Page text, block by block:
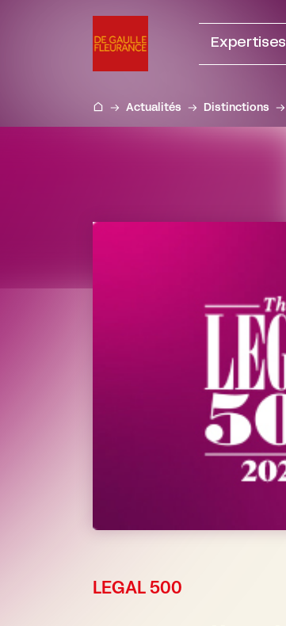
Expertises
Actualités Distinctions
LEGAL 500